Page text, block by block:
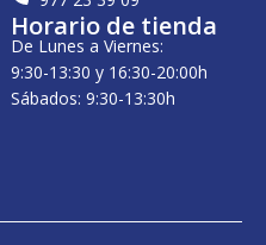
Horario de tienda
De Lunes a Viernes:
9:30-13:30 y 16:30-20:00h
Sábados: 9:30-13:30h